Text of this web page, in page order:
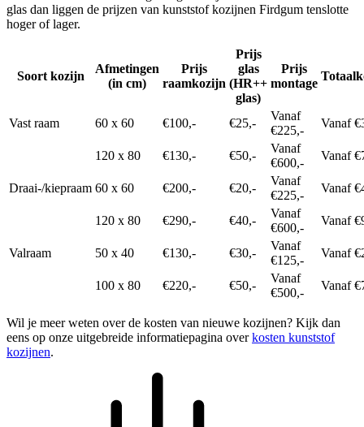
glas dan liggen de prijzen van kunststof kozijnen Firdgum tenslotte
hoger of lager.
Soort kozijn
Afmetingen
(in cm)
Prijs
raamkozijn
Prijs
glas
(HR++
glas)
Prijs
montage
Vast raam 60 x 60 €100,- €25,-
Vanaf
€225,-
Vanaf
120 x 80 €130,- €50,-
Vanaf
€600,-
Vanaf
Draai-/kiepraam 60 x 60 €200,- €20,-
Vanaf
€225,-
Vanaf
120 x 80 €290,- €40,-
Vanaf
€600,-
Vanaf
Valraam 50 x 40 €130,- €30,-
Vanaf
€125,-
Vanaf
100 x 80 €220,- €50,-
Vanaf
€500,-
Vanaf
Wil je meer weten over de kosten van nieuwe kozijnen? Kijk dan
eens op onze uitgebreide informatiepagina overkosten kunststof
kozijnen.